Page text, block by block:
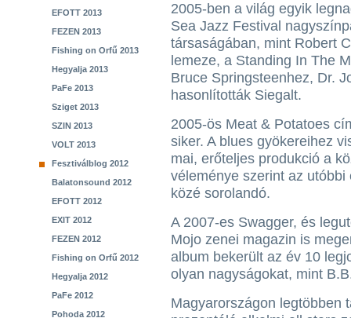
EFOTT 2013
FEZEN 2013
Fishing on Orfű 2013
Hegyalja 2013
PaFe 2013
Sziget 2013
SZIN 2013
VOLT 2013
Fesztiválblog 2012
Balatonsound 2012
EFOTT 2012
EXIT 2012
FEZEN 2012
Fishing on Orfű 2012
Hegyalja 2012
PaFe 2012
Pohoda 2012
2005-ben a világ egyik
Sea Jazz Festival
társaságában, mint Robert
lemeze, a Standing In The
Bruce Springsteenhez, Dr.
hasonlították Siegalt.
2005-ös Meat & Potatoes
siker. A blues gyökereihez
mai, erőteljes produkció a
véleménye szerint az
közé sorolandó.
A 2007-es Swagger, és
Mojo zenei magazin is
album bekerült az év 10
olyan nagyságokat, mint
Magyarországon legtöbben